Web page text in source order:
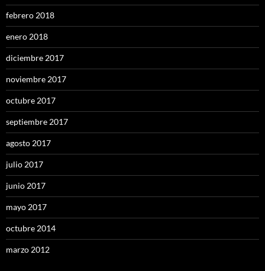
febrero 2018
enero 2018
diciembre 2017
noviembre 2017
octubre 2017
septiembre 2017
agosto 2017
julio 2017
junio 2017
mayo 2017
octubre 2014
marzo 2012